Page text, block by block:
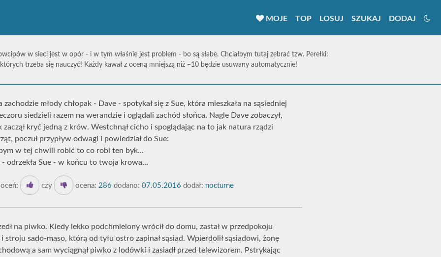
MOJE TOP LOSUJ SZUKAJ DODAJ
w sieci jest w opór - i w tym właśnie jest problem - bo są słabe. Chciałbym tutaj zebrać tzw. Perełki:
trzeba się nauczyć! Każdy kawał z oceną mniejszą niż –10 będzie usuwany automatycznie!
młody chłopak - Dave - spotykał się z Sue, która mieszkała na sąsiedniej
siedzieli razem na werandzie i oglądali zachód słońca. Nagle Dave zobaczył,
zaczął kryć jedną z krów. Westchnął cicho i spoglądając na to jak natura rządzi
poczuł przypływ odwagi i powiedział do Sue:
w tej chwili robić to co robi ten byk...
- odrzekła Sue - w końcu to twoja krowa...
czy ocena: 286 dodano: 07.05.2016 dodał: nocturne
na piwko. Kiedy lekko podchmielony wrócił do domu, zastał w przedpokoju
stroju sado-maso, którą od tyłu ostro zapinał sąsiad. Wpierdolił sąsiadowi, żonę
a sam wyciągnął piwko z lodówki i zasiadł przed telewizorem. Pstrykając